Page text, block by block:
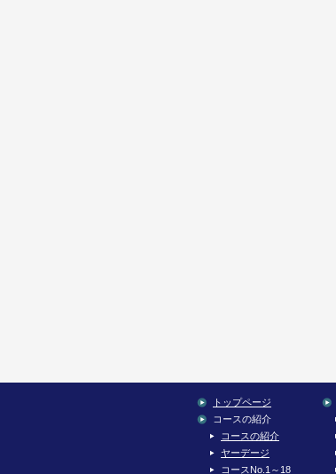
トップページ
コースの紹介
コースの紹介
ヤーデージ
コースNo.1～18